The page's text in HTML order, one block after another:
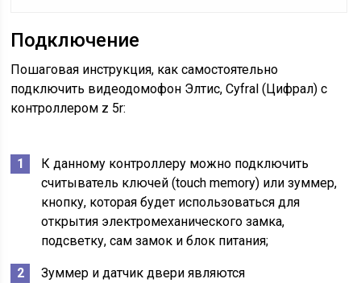
Подключение
Пошаговая инструкция, как самостоятельно
подключить видеодомофон Элтис, Cyfral (Цифрал) с
контроллером z 5r:
К данному контроллеру можно подключить
считыватель ключей (touch memory) или зуммер,
кнопку, которая будет использоваться для
открытия электромеханического замка,
подсветку, сам замок и блок питания;
Зуммер и датчик двери являются